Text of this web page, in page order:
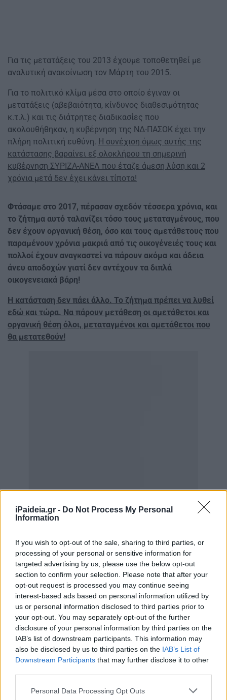
iPaideia.gr - Do Not Process My Personal
Information
If you wish to opt-out of the sale, sharing to third parties, or
processing of your personal or sensitive information for
targeted advertising by us, please use the below opt-out
section to confirm your selection. Please note that after your
opt-out request is processed you may continue seeing
interest-based ads based on personal information utilized by
us or personal information disclosed to third parties prior to
your opt-out. You may separately opt-out of the further
disclosure of your personal information by third parties on the
IAB’s list of downstream participants. This information may
also be disclosed by us to third parties on the IAB’s List of
Downstream Participants that may further disclose it to other
Please note that this website/app uses one or more Google
Personal Data Processing Opt Outs
Για τις μετατάξεις του 2013 έχουμε τοποθετηθεί με
αναλυτική ανακοίνωση τον Μάρτη του 2015.
Για το πολιτικό κλίμα μέσα στο οποίο έγιναν οι
μετατάξεις (αβεβαιότητα, κίνδυνος διαθεσιμότητας
κ.τ.λ.) και τις διάτρητες διαδικασίες που
ακολουθήθηκαν, η κυβέρνηση της ΝΔ-ΠΑΣΟΚ έχει την
πλήρη πολιτική ευθύνη. Η συνέχιση όμως αυτής της
κατάστασης βαραίνει εξ ολοκλήρου τη σημερινή
κυβέρνηση ΣΥΡΙΖΑ-ΑΝΕΛ που έταζε άμεση λύση και 2
χρόνια μετά δεν έχει κάνει τίποτα!
Φτάσαμε στο 2017, πέρασαν σχεδόν τέσσερα χρόνια, και
το ζήτημα αυτό ταλανίζει τόσο τους μεταταγμένους, που
δεν έχουν οργανική θέση, όσο και τους αμετάθετους που
παραμένουν χρόνια μακριά από τις οικογένειές τους και
πολλοί έχουν αναγκαστεί να πάρουν ακόμα και άδεια
άνευ αποδοχών γιατί δεν αντέχουν τα διπλά
οικογενειακά βάρη!
Η κατάσταση δεν πάει άλλο. Το ζήτημα πρέπει να λυθεί
εδώ και τώρα. Να πάρουν μετάθεση οι αμετάθετοι και
οργανική θέση όλοι, μεταταγμένοι και αμετάθετοι που
θα μετατεθούν!
που αφορά τις κοινές ειδικότητες, έχει υιοθετηθεί και